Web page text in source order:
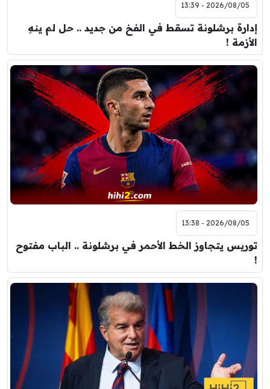
2026/08/05 - 13:39
إدارة برشلونة تسقط في الفخ من جديد .. حل لم ينهِ
الأزمة !
2026/08/05 - 13:38
توريس يتجاوز الخط الأحمر في برشلونة .. الباب مفتوح
!